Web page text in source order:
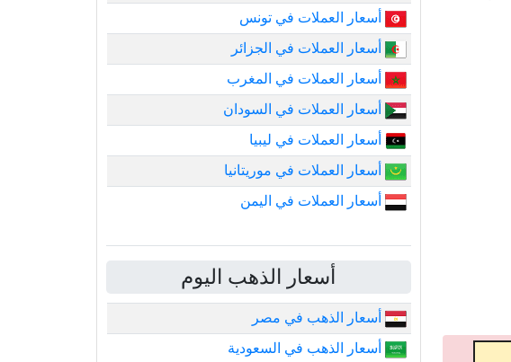
أسعار العملات في تونس
أسعار العملات في الجزائر
أسعار العملات في المغرب
أسعار العملات في السودان
أسعار العملات في ليبيا
أسعار العملات في موريتانيا
أسعار العملات في اليمن
أسعار الذهب اليوم
أسعار الذهب في مصر
أسعار الذهب في السعودية